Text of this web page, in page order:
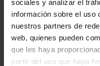
sociales y analizar el
información sobre el uso
nuestros partners de
web, quienes pueden
que les haya
partir del uso que haya
NATECAdaptateur
multiport 5 en 1 USB-C
vers 2X USB 3.0, HDMI
4K, USB-C PD, RJ45
Natec Fowler Go NMP-
1985
PVP
31,44 €
€ VAT inc.
PVD
27,92€